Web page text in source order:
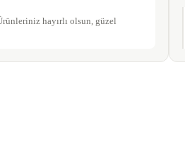
hayırlı olsun, güzel